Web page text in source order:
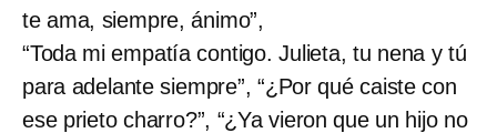
te ama, siempre, ánimo”,
“Toda mi empatía contigo. Julieta, tu nena y tú
para adelante siempre”, “¿Por qué caiste con
ese prieto charro?”, “¿Ya vieron que un hijo no